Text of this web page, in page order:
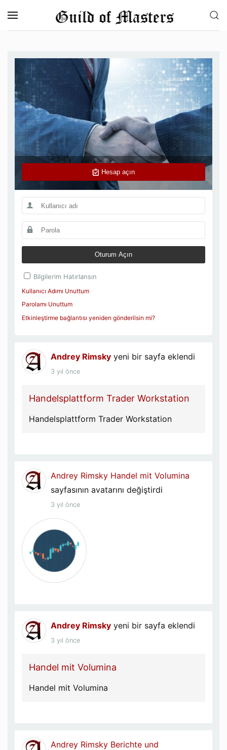
Skip to main content
Hesap açın
Oturum Açın
Bilgilerim Hatırlansın
Kullanıcı Adımı Unuttum
Parolamı Unuttum
Etkinleştirme bağlantısı yeniden gönderilsin mi?
Andrey Rimsky yeni bir sayfa eklendi
3 yıl önce
Handelsplattform Trader Workstation
Handelsplattform Trader Workstation
Andrey Rimsky Handel mit Volumina
sayfasının avatarını değiştirdi
3 yıl önce
Andrey Rimsky yeni bir sayfa eklendi
3 yıl önce
Handel mit Volumina
Handel mit Volumina
Andrey Rimsky Berichte und